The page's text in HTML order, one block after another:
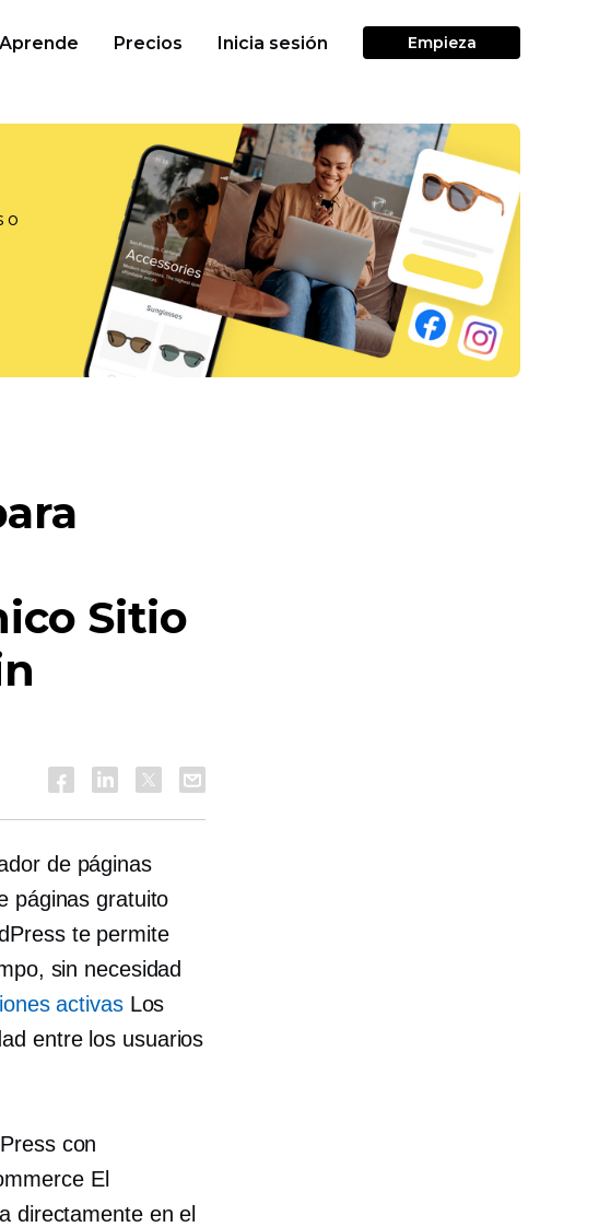
Aprende Precios Inicia sesión Empieza
o
Sitio
de páginas
páginas gratuito
te permite
sin necesidad
activasLos
entre los usuarios
con
El
directamente en el